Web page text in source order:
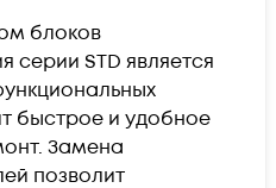
блоков
серии STD является
быстрое и удобное
Замена
позволит